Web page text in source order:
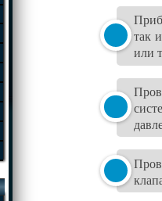
так
или